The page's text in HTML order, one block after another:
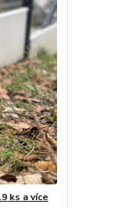
ks a více